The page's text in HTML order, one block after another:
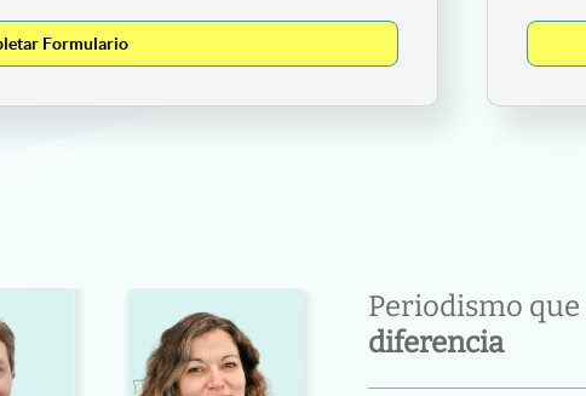
Formulario
Periodismo que
diferencia